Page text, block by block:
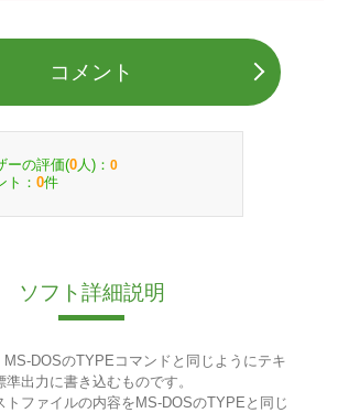
コメント
ーの評価(0 人)： 0
ト： 0件
ソフト詳細説明
DOSのTYPEコマンドと同じようにテキ
出力に書き込むものです。
ファイルの内容をMS-DOSのTYPEと同じ